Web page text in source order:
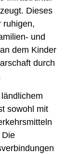
Dieses
ruhigen,
und
dem Kinder
durch
sowohl mit
Die